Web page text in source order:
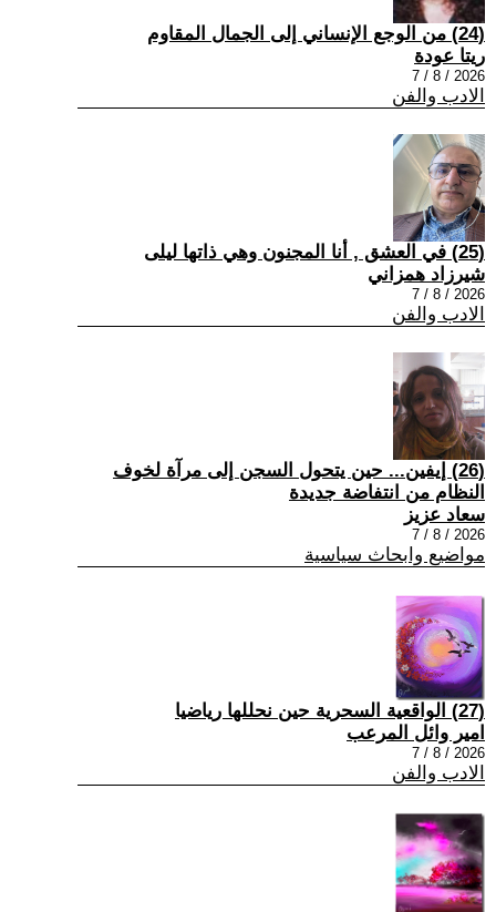
(24) من الوجع الإنساني إلى الجمال المقاوم
ريتا عودة
2026 / 8 / 7
الادب والفن
(25) في العشق , أنا المجنون وهي ذاتها ليلى
شيرزاد همزاني
2026 / 8 / 7
الادب والفن
(26) إيفين... حين يتحول السجن إلى مرآة لخوف
النظام من انتفاضة جديدة
سعاد عزيز
2026 / 8 / 7
مواضيع وابحاث سياسية
(27) الواقعية السحرية حين نحللها رياضيا
امير وائل المرعب
2026 / 8 / 7
الادب والفن